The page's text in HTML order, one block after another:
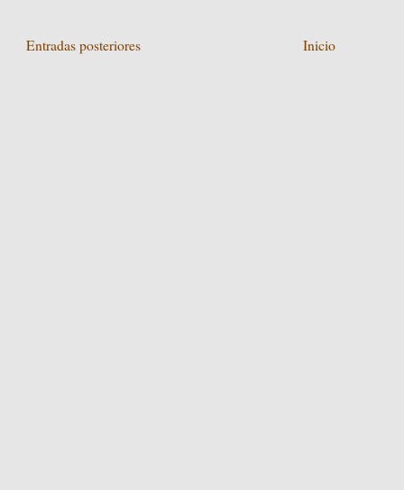
Entradas posteriores Inicio